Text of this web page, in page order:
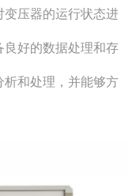
压器的运行状态进
良好的数据处理和存
析和处理，并能够方